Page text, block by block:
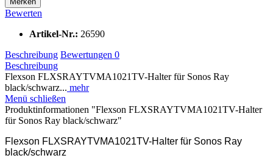
Bewerten
Artikel-Nr.: 26590
Beschreibung Bewertungen 0
Beschreibung
Flexson FLXSRAYTVMA1021TV-Halter für Sonos Ray
black/schwarz... mehr
Menü schließen
Produktinformationen "Flexson FLXSRAYTVMA1021TV-Halter
für Sonos Ray black/schwarz"
Flexson FLXSRAYTVMA1021TV-Halter für Sonos Ray
black/schwarz